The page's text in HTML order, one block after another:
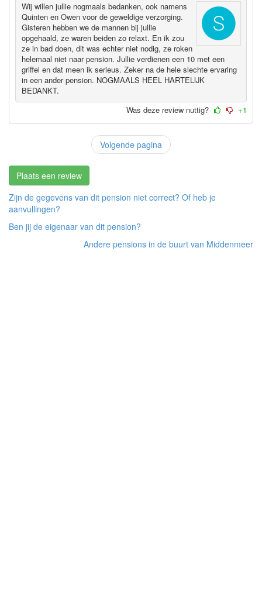
Wij willen jullie nogmaals bedanken, ook namens
Quinten en Owen voor de geweldige verzorging.
Gisteren hebben we de mannen bij jullie
opgehaald, ze waren beiden zo relaxt. En ik zou
ze in bad doen, dit was echter niet nodig, ze roken
helemaal niet naar pension. Jullie verdienen een 10 met een
griffel en dat meen ik serieus. Zeker na de hele slechte ervaring
in een ander pension. NOGMAALS HEEL HARTELIJK
BEDANKT.
Was deze review nuttig? +1
Volgende pagina
Plaats een review
Zijn de gegevens van dit pension niet correct? Of heb je
aanvullingen?
Ben jij de eigenaar van dit pension?
Andere pensions in de buurt van Middenmeer